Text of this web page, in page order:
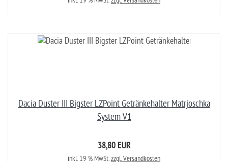
Dacia Duster III Bigster LZPoint Getränkehalter Matrjoschka
System V1
38,80 EUR
inkl. 19 % MwSt.zzgl. Versandkosten